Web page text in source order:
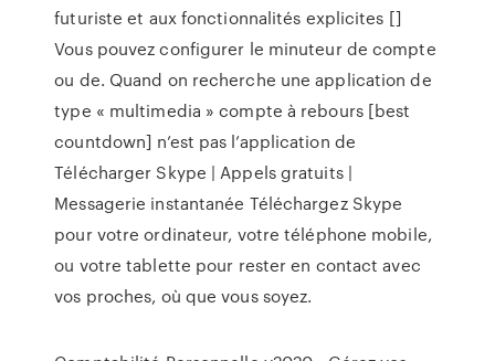
futuriste et aux fonctionnalités explicites []
Vous pouvez configurer le minuteur de compte
ou de. Quand on recherche une application de
type « multimedia » compte à rebours [best
countdown] n’est pas l’application de
Télécharger Skype | Appels gratuits |
Messagerie instantanée Téléchargez Skype
pour votre ordinateur, votre téléphone mobile,
ou votre tablette pour rester en contact avec
vos proches, où que vous soyez.